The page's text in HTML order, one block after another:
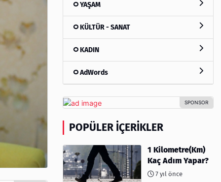
YAŞAM
KÜLTÜR - SANAT
KADIN
AdWords
POPÜLER İÇERIKLER
1 Kilometre(Km)
Kaç Adım Yapar?
7 yıl önce